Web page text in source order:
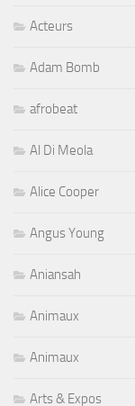
Acteurs
Adam Bomb
afrobeat
Al Di Meola
Alice Cooper
Angus Young
Aniansah
Animaux
Animaux
Arts & Expos